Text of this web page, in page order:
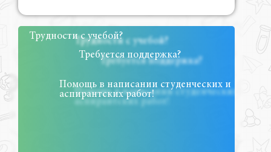
Трудности с учебой?
Требуется поддержка?
Помощь в написании студенческих и
аспирантских работ!